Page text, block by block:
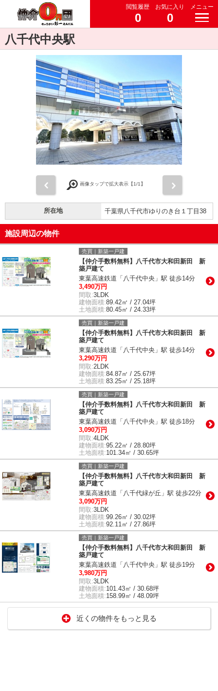
閲覧履歴
0
お気に入り
0
メニュー
八千代中央駅
画像タップで拡大表示【1/1】
所在地 千葉県八千代市ゆりのき台１丁目38
施設周辺の物件
売買｜新築一戸建
【仲介手数料無料】八千代市大和田新田 新
築戸建て
東葉高速鉄道「八千代中央」駅 徒歩14分
3,490万円
間取:3LDK
建物面積:89.42㎡ / 27.04坪
土地面積:80.45㎡ / 24.33坪
売買｜新築一戸建
【仲介手数料無料】八千代市大和田新田 新
築戸建て
東葉高速鉄道「八千代中央」駅 徒歩14分
3,290万円
間取:2LDK
建物面積:84.87㎡ / 25.67坪
土地面積:83.25㎡ / 25.18坪
売買｜新築一戸建
【仲介手数料無料】八千代市大和田新田 新
築戸建て
東葉高速鉄道「八千代中央」駅 徒歩18分
3,090万円
間取:4LDK
建物面積:95.22㎡ / 28.80坪
土地面積:101.34㎡ / 30.65坪
売買｜新築一戸建
【仲介手数料無料】八千代市大和田新田 新
築戸建て
東葉高速鉄道「八千代緑が丘」駅 徒歩22分
3,090万円
間取:3LDK
建物面積:99.26㎡ / 30.02坪
土地面積:92.11㎡ / 27.86坪
売買｜新築一戸建
【仲介手数料無料】八千代市大和田新田 新
築戸建て
東葉高速鉄道「八千代中央」駅 徒歩19分
3,980万円
間取:3LDK
建物面積:101.43㎡ / 30.68坪
土地面積:158.99㎡ / 48.09坪
近くの物件をもっと見る